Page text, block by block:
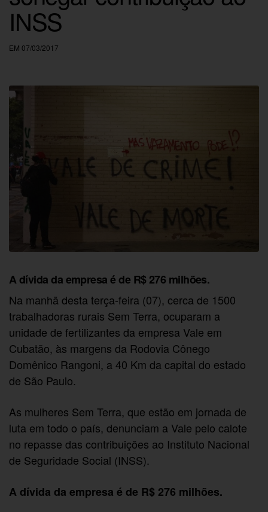
INSS
EM 07/03/2017
A dívida da empresa é de R$ 276 milhões.
Na manhã desta terça-feira (07), cerca de 1500
trabalhadoras rurais Sem Terra, ocuparam a
unidade de fertilizantes da empresa Vale em
Cubatão, às margens da Rodovia Cônego
Domênico Rangoni, a 40 Km da capital do estado
de São Paulo.
As mulheres Sem Terra, que estão em jornada de
luta em todo o país, denunciam a Vale pelo calote
no repasse das contribuições ao Instituto Nacional
de Seguridade Social (INSS).
A dívida da empresa é de R$ 276 milhões.